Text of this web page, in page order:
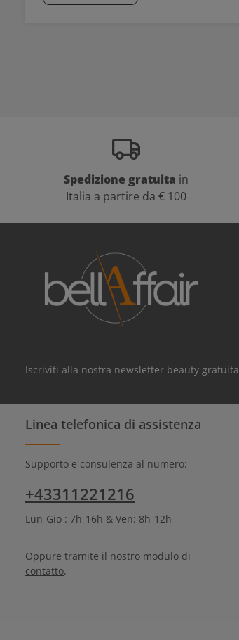
Spedizione gratuita in
Italia a partire da € 100
Iscriviti alla nostra newsletter beauty
Linea telefonica di assistenza
Supporto e consulenza al numero:
+43311221216
Lun-Gio : 7h-16h & Ven: 8h-12h
Oppure tramite il nostro modulo di
contatto.